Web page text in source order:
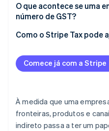
O que acontece se uma
número de GST?
Como o Stripe Tax pode
Comece já com a Stripe
À medida que uma
fronteiras, produtos e
indireto passa a ter um